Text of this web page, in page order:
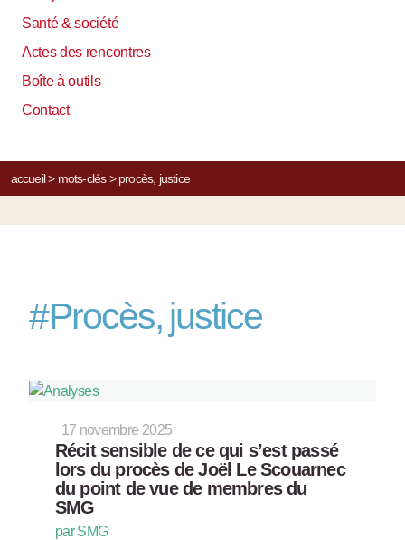
Santé & société
Actes des rencontres
Boîte à outils
Contact
accueil> mots-clés> procès, justice
#Procès, justice
17 novembre 2025
Récit sensible de ce qui s’est passé
lors du procès de Joël Le Scouarnec
du point de vue de membres du
SMG
par SMG